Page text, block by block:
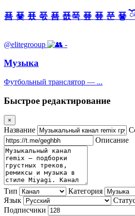
푬 푳 푰 푻 푬 푮푹 푶 푶 푼 푷
@elitegrooup -
Музыка
Футбольный транслятор — ...
Быстрое редактирование
×
Название
Описание
Тип
Категория
Язык
Подписчики